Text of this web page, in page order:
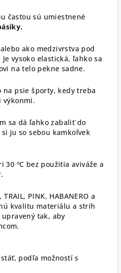
časťou sú umiestnené
ako medzivrstva pod
vysoko elastická, ľahko sa
na telo pekne sadne.
na psie športy, kedy treba
výkonmi.
sa dá ľahko zabaliť do
ju so sebou kamkoľvek
30 ºC bez použitia aviváže a
TRAIL, PINK, HABANERO a
kvalitu materiálu a strih
tak, aby
podľa možností s